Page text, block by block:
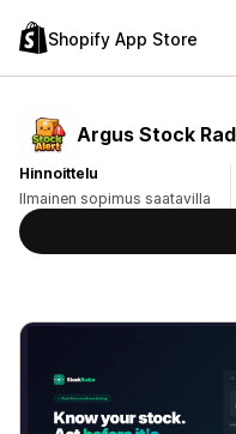
Shopify App Store
Argus Stock
Hinnoittelu
Ilmainen sopimus saatavilla